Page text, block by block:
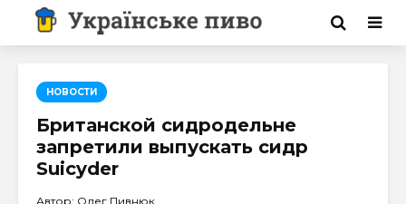
НОВОСТИ
Британской сидродельне
запретили выпускать сидр
Suicyder
Автор: Олег Пивнюк